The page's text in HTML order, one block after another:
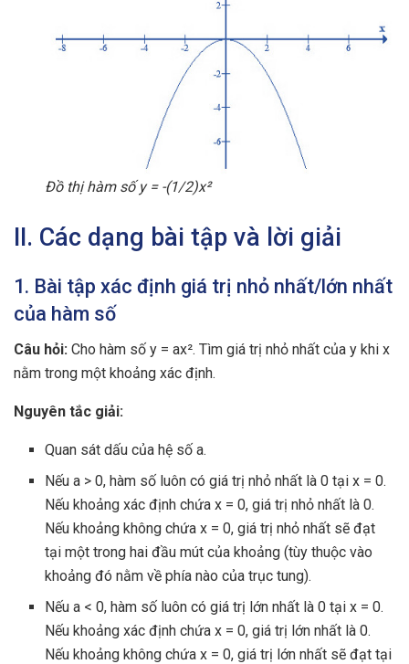
Đồ thị hàm số y = -(1/2)x²
II. Các dạng bài tập và lời giải
1. Bài tập xác định giá trị nhỏ nhất/lớn nhất
của hàm số
Câu hỏi: Cho hàm số y = ax². Tìm giá trị nhỏ nhất của y khi x
nằm trong một khoảng xác định.
Nguyên tắc giải:
Quan sát dấu của hệ số a.
Nếu a > 0, hàm số luôn có giá trị nhỏ nhất là 0 tại x = 0.
Nếu khoảng xác định chứa x = 0, giá trị nhỏ nhất là 0.
Nếu khoảng không chứa x = 0, giá trị nhỏ nhất sẽ đạt
tại một trong hai đầu mút của khoảng (tùy thuộc vào
khoảng đó nằm về phía nào của trục tung).
Nếu a < 0, hàm số luôn có giá trị lớn nhất là 0 tại x = 0.
Nếu khoảng xác định chứa x = 0, giá trị lớn nhất là 0.
Nếu khoảng không chứa x = 0, giá trị lớn nhất sẽ đạt tại